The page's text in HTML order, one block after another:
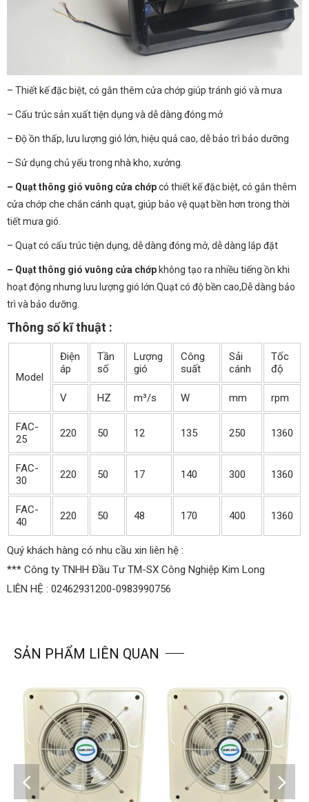
– Thiết kế đặc biệt, có gắn thêm cửa chớp giúp tránh gió và mưa
– Cấu trúc sản xuất tiện dụng và dễ dàng đóng mở
– Độ ồn thấp, lưu lượng gió lớn, hiệu quả cao, dễ bảo trì bảo dưỡng
– Sử dụng chủ yếu trong nhà kho, xưởng.
– Quạt thông gió vuông cửa chớpcó thiết kế đặc biệt, có gắn thêm
cửa chớp che chắn cánh quạt, giúp bảo vệ quạt bền hơn trong thời
tiết mưa gió.
– Quạt có cấu trúc tiện dụng, dễ dàng đóng mở, dễ dàng lắp đặt
– Quạt thông gió vuông cửa chớp không tạo ra nhiều tiếng ồn khi
hoạt động nhưng lưu lượng gió lớn.Quạt có độ bền cao,Dễ dàng bảo
trì và bảo dưỡng.
Thông số kĩ thuật :
Model
Điện
áp
Tần
số
Lượng
gió
Công
suất
Sải
cánh
Tốc
độ
V HZ m³/s W mm rpm
FAC-
25
220 50 12 135 250 1360
FAC-
30
220 50 17 140 300 1360
FAC-
40
220 50 48 170 400 1360
Quý khách hàng có nhu cầu xin liên hệ :
*** Công ty TNHH Đầu Tư TM-SX Công Nghiệp Kim Long
LIÊN HỆ : 02462931200-0983990756
SẢN PHẨM LIÊN QUAN